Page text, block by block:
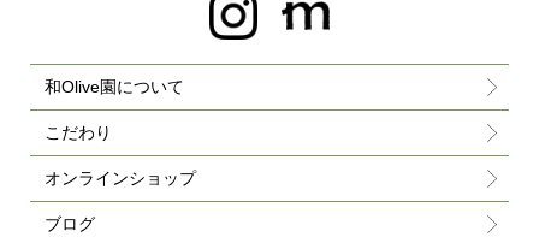
和Olive園について
こだわり
オンラインショップ
ブログ